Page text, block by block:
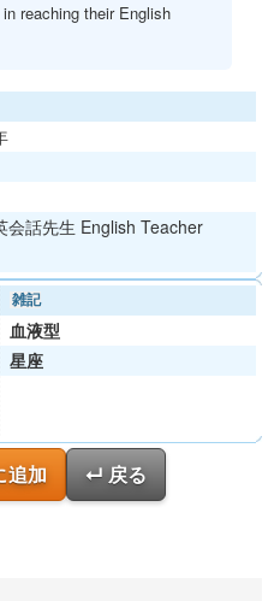
reaching their English
会話先生 English Teacher
雑記
血液型
星座
追加 ↵ 戻る